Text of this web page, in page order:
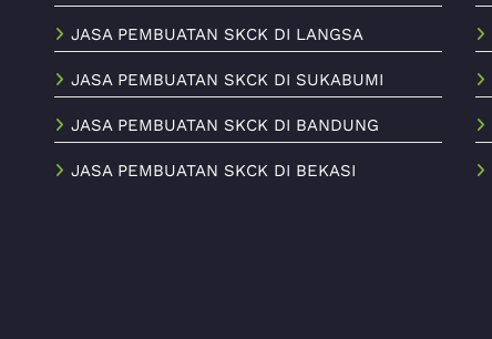
JASA PEMBUATAN SKCK DI LANGSA
JASA PEMBUATAN SKCK DI SUKABUMI
JASA PEMBUATAN SKCK DI BANDUNG
JASA PEMBUATAN SKCK DI BEKASI